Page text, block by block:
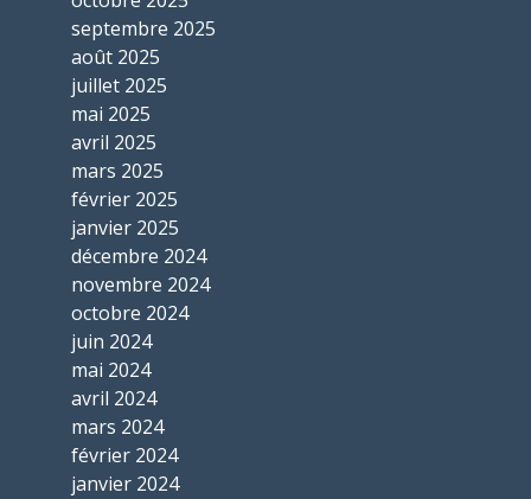
septembre 2025
août 2025
juillet 2025
mai 2025
avril 2025
mars 2025
février 2025
janvier 2025
décembre 2024
novembre 2024
octobre 2024
juin 2024
mai 2024
avril 2024
mars 2024
février 2024
janvier 2024